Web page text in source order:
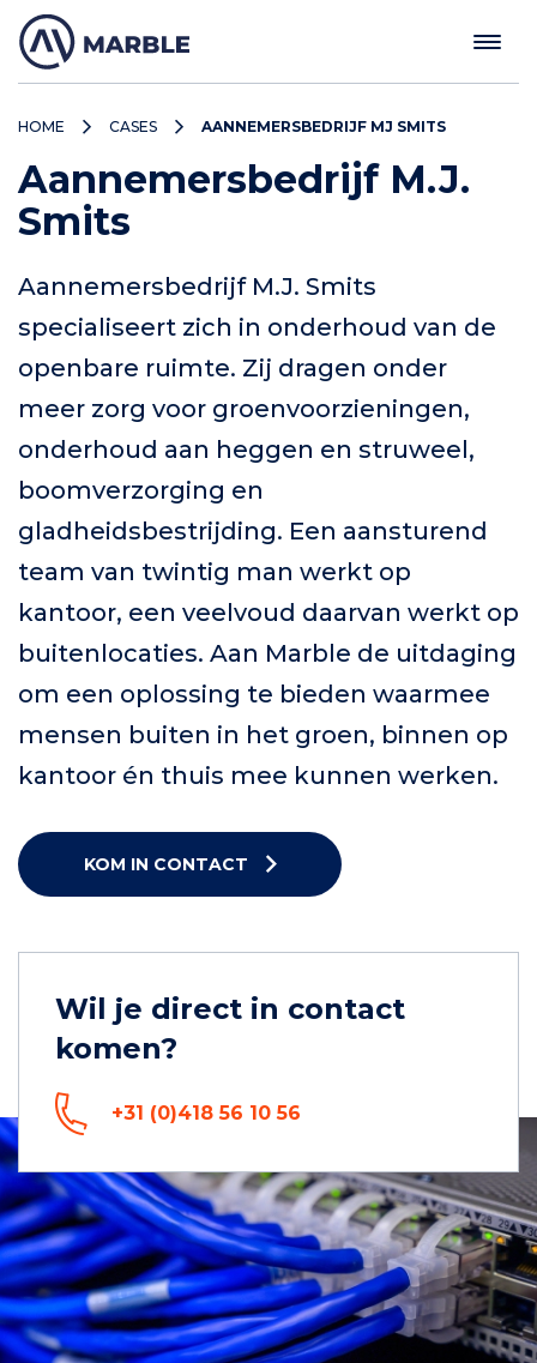
HOME CASES AANNEMERSBEDRIJF MJ SMITS
Aannemersbedrijf M.J.
Smits
Aannemersbedrijf M.J. Smits
specialiseert zich in onderhoud van de
openbare ruimte. Zij dragen onder
meer zorg voor groenvoorzieningen,
onderhoud aan heggen en struweel,
boomverzorging en
gladheidsbestrijding. Een aansturend
team van twintig man werkt op
kantoor, een veelvoud daarvan werkt op
buitenlocaties. Aan Marble de uitdaging
om een oplossing te bieden waarmee
mensen buiten in het groen, binnen op
kantoor én thuis mee kunnen werken.
KOM IN CONTACT
Wil je direct in contact
komen?
+31 (0)418 56 10 56